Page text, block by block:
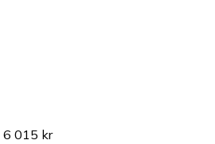
6 015 kr